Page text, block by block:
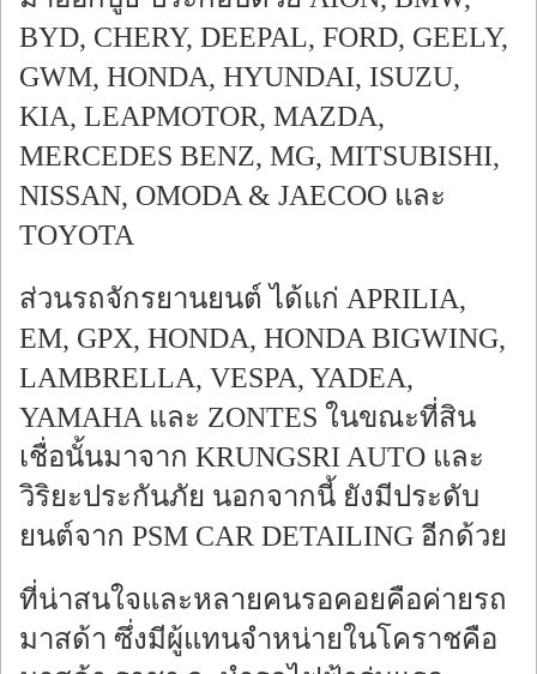
BYD, CHERY, DEEPAL, FORD, GEELY,
GWM, HONDA, HYUNDAI, ISUZU,
KIA, LEAPMOTOR, MAZDA,
MERCEDES BENZ, MG, MITSUBISHI,
NISSAN, OMODA & JAECOO และ
TOYOTA
ส่วนรถจักรยานยนต์ ได้แก่ APRILIA,
EM, GPX, HONDA, HONDA BIGWING,
LAMBRELLA, VESPA, YADEA,
YAMAHA และ ZONTES ในขณะที่สิน
เชื่อนั้นมาจาก KRUNGSRI AUTO และ
วิริยะประกันภัย นอกจากนี้ ยังมีประดับ
ยนต์จาก PSM CAR DETAILING อีกด้วย
ที่น่าสนใจและหลายคนรอคอยคือค่ายรถ
มาสด้า ซึ่งมีผู้แทนจำหน่ายในโคราชคือ